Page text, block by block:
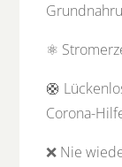
⚛️
🛟
Corona-
❌ Nie